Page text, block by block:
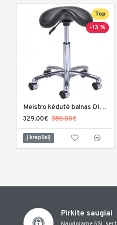
Top
-13 %
Meistro kėdutė balnas DIR Nero
329.00€ 380.00€
Į krepšelį
Pirkite saugiai